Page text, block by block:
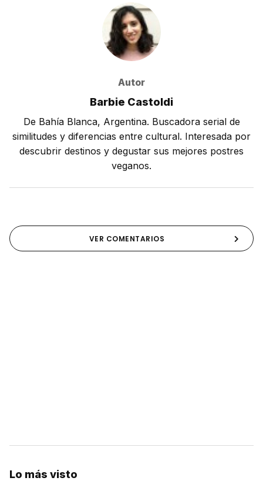
Autor
Barbie Castoldi
De Bahía Blanca, Argentina. Buscadora serial de
similitudes y diferencias entre cultural. Interesada por
descubrir destinos y degustar sus mejores postres
veganos.
VER COMENTARIOS
Lo más visto